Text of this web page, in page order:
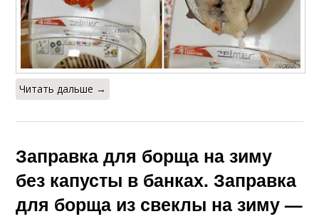
Читать дальше →
Заправка для борща на зиму
без капусты в банках. Заправка
для борща из свеклы на зиму —